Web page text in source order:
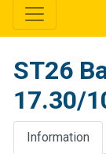
ST26
17.30/
Information